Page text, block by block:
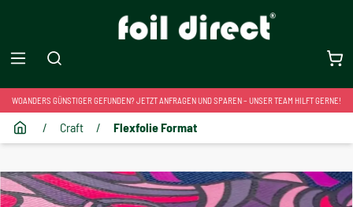
WOANDERS GÜNSTIGER GEFUNDEN? JETZT ANFRAGEN UND SPAREN – UNSER TEAM HILFT GERNE!
/ Craft / Flexfolie Format